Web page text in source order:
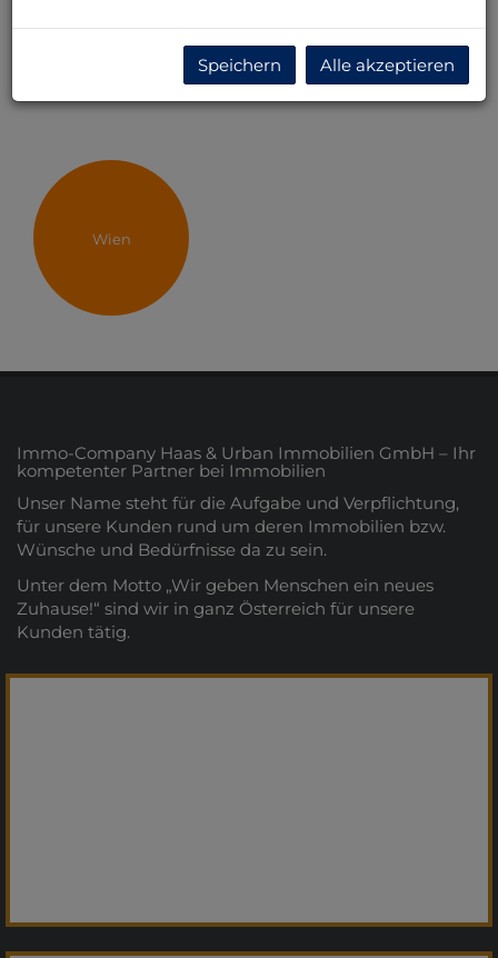
haben. Gerne werde ich Sie auch weiterempfehlen,
sollte in meinem Umfeld jemand ein Haus oder
Wohnung kaufen/verkaufen. Liebe Grüße, Irene Steiner
Wien
Immo-Company Haas & Urban Immobilien GmbH – Ihr
kompetenter Partner bei Immobilien
Unser Name steht für die Aufgabe und Verpflichtung,
für unsere Kunden rund um deren Immobilien bzw.
Wünsche und Bedürfnisse da zu sein.
Unter dem Motto „Wir geben Menschen ein neues
Zuhause!“ sind wir in ganz Österreich für unsere
Kunden tätig.
Speichern Alle akzeptieren